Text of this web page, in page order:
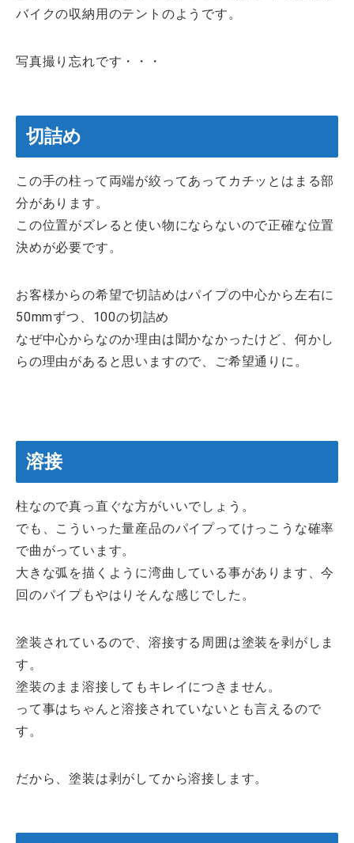
バイクの収納用のテントのようです。
写真撮り忘れです・・・
切詰め
この手の柱って両端が絞ってあってカチッとはまる部
分があります。
この位置がズレると使い物にならないので正確な位置
決めが必要です。
お客様からの希望で切詰めはパイプの中心から左右に
50mmずつ、100の切詰め
なぜ中心からなのか理由は聞かなかったけど、何かし
らの理由があると思いますので、ご希望通りに。
溶接
柱なので真っ直ぐな方がいいでしょう。
でも、こういった量産品のパイプってけっこうな確率
で曲がっています。
大きな弧を描くように湾曲している事があります、今
回のパイプもやはりそんな感じでした。
塗装されているので、溶接する周囲は塗装を剥がしま
す。
塗装のまま溶接してもキレイにつきません。
って事はちゃんと溶接されていないとも言えるので
す。
だから、塗装は剥がしてから溶接します。